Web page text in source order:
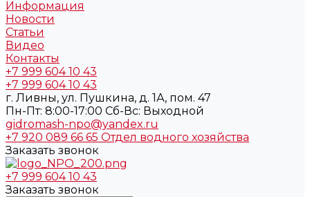
Информация
Новости
Статьи
Видео
Контакты
+7 999 604 10 43
+7 999 604 10 43
г. Ливны, ул. Пушкина, д. 1А, пом. 47
Пн-Пт: 8:00-17:00 Cб-Вс: Выходной
gidromash-npo@yandex.ru
+7 920 089 66 65 Отдел водного хозяйства
Заказать звонок
+7 999 604 10 43
Заказать звонок